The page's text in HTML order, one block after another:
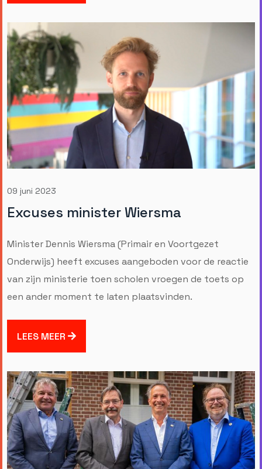
09 juni 2023
Excuses minister Wiersma
Minister Dennis Wiersma (Primair en Voortgezet
Onderwijs) heeft excuses aangeboden voor de reactie
van zijn ministerie toen scholen vroegen de toets op
een ander moment te laten plaatsvinden.
LEES MEER